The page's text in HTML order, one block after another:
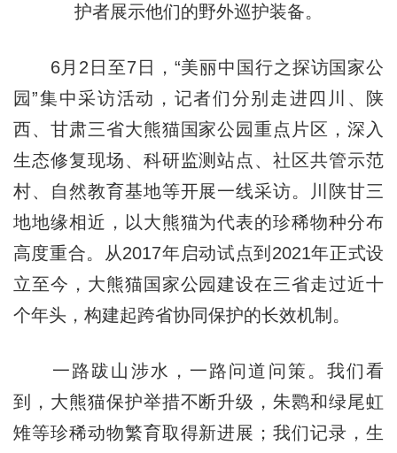
护者展示他们的野外巡护装备。
6月2日至7日，“美丽中国行之探访国家公
园”集中采访活动，记者们分别走进四川、陕
西、甘肃三省大熊猫国家公园重点片区，深入
生态修复现场、科研监测站点、社区共管示范
村、自然教育基地等开展一线采访。川陕甘三
地地缘相近，以大熊猫为代表的珍稀物种分布
高度重合。从2017年启动试点到2021年正式设
立至今，大熊猫国家公园建设在三省走过近十
个年头，构建起跨省协同保护的长效机制。
一路跋山涉水，一路问道问策。我们看
到，大熊猫保护举措不断升级，朱鹮和绿尾虹
雉等珍稀动物繁育取得新进展；我们记录，生